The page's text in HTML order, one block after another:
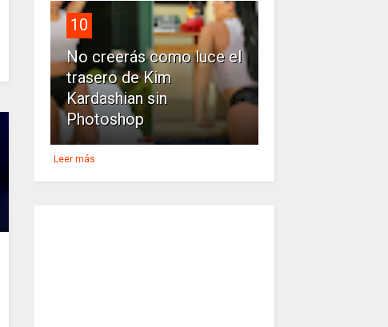
10
No creerás como luce el
trasero de Kim
Kardashian sin
Photoshop
Leer más